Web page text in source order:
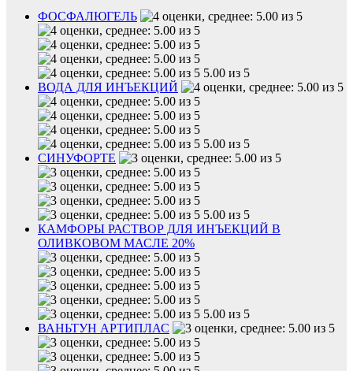
ФОСФАЛЮГЕЛЬ
5.00 из 5
ВОДА ДЛЯ ИНЪЕКЦИЙ
5.00 из 5
СИНУФОРТЕ
5.00 из 5
КАМФОРЫ РАСТВОР ДЛЯ ИНЪЕКЦИЙ В
ОЛИВКОВОМ МАСЛЕ 20%
5.00 из 5
ВАНЬТУН АРТИПЛАС